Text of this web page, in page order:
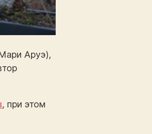
Аруэ),
, при этом